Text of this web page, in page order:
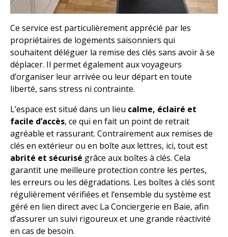
Ce service est particulièrement apprécié par les
propriétaires de logements saisonniers qui
souhaitent déléguer la remise des clés sans avoir à se
déplacer. Il permet également aux voyageurs
d’organiser leur arrivée ou leur départ en toute
liberté, sans stress ni contrainte.
L’espace est situé dans un lieu calme, éclairé et
facile d’accès, ce qui en fait un point de retrait
agréable et rassurant. Contrairement aux remises de
clés en extérieur ou en boîte aux lettres, ici, tout est
abrité et sécurisé grâce aux boîtes à clés. Cela
garantit une meilleure protection contre les pertes,
les erreurs ou les dégradations. Les boîtes à clés sont
régulièrement vérifiées et l’ensemble du système est
géré en lien direct avec La Conciergerie en Baie, afin
d’assurer un suivi rigoureux et une grande réactivité
en cas de besoin.